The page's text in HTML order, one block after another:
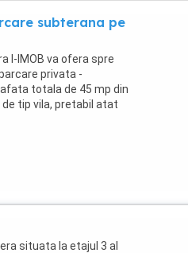
subterana pe
I-IMOB va ofera spre
privata -
totala de 45 mp din
tip vila, pretabil atat
situata la etajul 3 al